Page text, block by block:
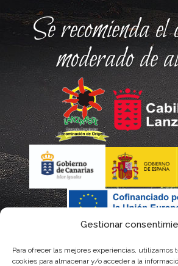
Gestionar
Para ofrecer las mejores experiencias, utilizamos
cookies para almacenar y/o acceder a la
Se recomienda el
moderado de
La gestión de la DOP Lanzarote